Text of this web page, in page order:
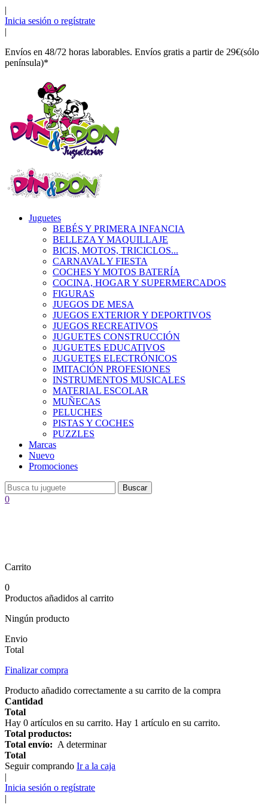
|
Inicia sesión o regístrate
|
Envíos en 48/72 horas laborables. Envíos gratis a partir de 29€(sólo
península)*
Juguetes
BEBÉS Y PRIMERA INFANCIA
BELLEZA Y MAQUILLAJE
BICIS, MOTOS, TRICICLOS...
CARNAVAL Y FIESTA
COCHES Y MOTOS BATERÍA
COCINA, HOGAR Y SUPERMERCADOS
FIGURAS
JUEGOS DE MESA
JUEGOS EXTERIOR Y DEPORTIVOS
JUEGOS RECREATIVOS
JUGUETES CONSTRUCCIÓN
JUGUETES EDUCATIVOS
JUGUETES ELECTRÓNICOS
IMITACIÓN PROFESIONES
INSTRUMENTOS MUSICALES
MATERIAL ESCOLAR
MUÑECAS
PELUCHES
PISTAS Y COCHES
PUZZLES
Marcas
Nuevo
Promociones
Buscar
0
Carrito
0
Productos añadidos al carrito
Ningún producto
Envio
Total
Finalizar compra
Producto añadido correctamente a su carrito de la compra
Cantidad
Total
Hay 0 artículos en su carrito. Hay 1 artículo en su carrito.
Total productos:
Total envío: A determinar
Total
Seguir comprando Ir a la caja
|
Inicia sesión o regístrate
|